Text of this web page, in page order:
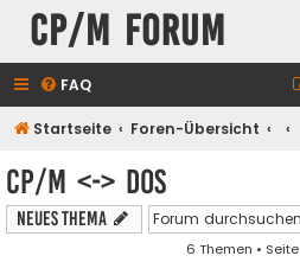
CP/M Forum
FAQ
Startseite Foren-Übersicht
CP/M <-> DOS
Neues Thema
6 Themen • Seite